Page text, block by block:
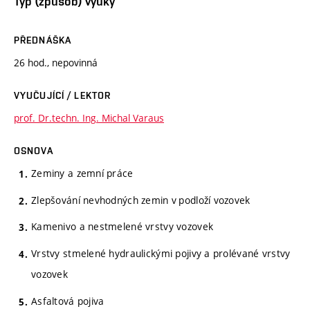
PŘEDNÁŠKA
26 hod., nepovinná
VYUČUJÍCÍ / LEKTOR
prof. Dr.techn. Ing. Michal Varaus
OSNOVA
Zeminy a zemní práce
Zlepšování nevhodných zemin v podloží vozovek
Kamenivo a nestmelené vrstvy vozovek
Vrstvy stmelené hydraulickými pojivy a prolévané vrstvy
vozovek
Asfaltová pojiva